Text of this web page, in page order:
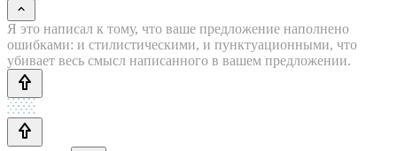
Я это написал к тому, что ваше предложение наполнено
ошибками: и стилистическими, и пунктуационными, что
убивает весь смысл написанного в вашем предложении.